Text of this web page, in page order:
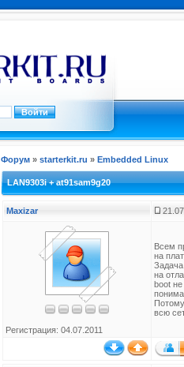
Форум » starterkit.ru » Embedded Linux
LAN9303i + at91sam9g20
Maxizar
Регистрация: 04.07.2011
Всем
на
на
boot не
всю